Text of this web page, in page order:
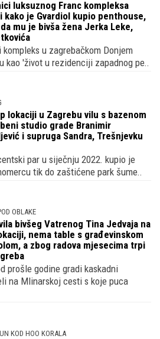
luksuznog Franc kompleksa
kako je Gvardiol kupio penthouse,
mu je bivša žena Jerka Leke,
u zagrebačkom Donjem
kao 'život u rezidenciji zapadnog pe..
lokaciji u Zagrebu vilu s bazenom
studio grade Branimir
i supruga Sandra, Trešnjevku
par u siječnju 2022. kupio je
tik do zaštićene park šume..
OBLAKE
bivšeg Vatrenog Tina Jedvaja na
nema table s građevinskom
a zbog radova mjesecima trpi
prošle godine gradi kaskadni
na Mlinarskoj cesti s koje puca
KOD HOO KORALA